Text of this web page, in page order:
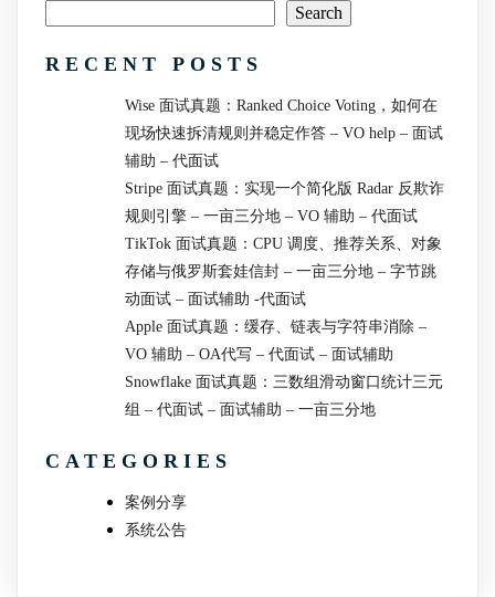
Search
RECENT POSTS
Wise 面试真题：Ranked Choice Voting，如何在
现场快速拆清规则并稳定作答 – VO help – 面试
辅助 – 代面试
Stripe 面试真题：实现一个简化版 Radar 反欺诈
规则引擎 – 一亩三分地 – VO 辅助 – 代面试
TikTok 面试真题：CPU 调度、推荐关系、对象
存储与俄罗斯套娃信封 – 一亩三分地 – 字节跳
动面试 – 面试辅助 -代面试
Apple 面试真题：缓存、链表与字符串消除 –
VO 辅助 – OA代写 – 代面试 – 面试辅助
Snowflake 面试真题：三数组滑动窗口统计三元
组 – 代面试 – 面试辅助 – 一亩三分地
CATEGORIES
案例分享
系统公告